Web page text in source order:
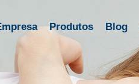
Produtos Blog